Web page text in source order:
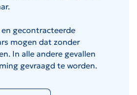
gecontracteerde
mogen dat zonder
In alle andere gevallen
gevraagd te worden.